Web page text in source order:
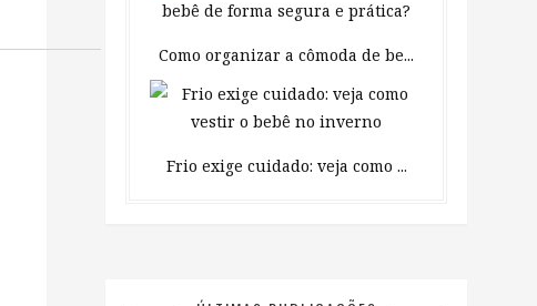
Como organizar a cômoda de be...
Frio exige cuidado: veja como ...